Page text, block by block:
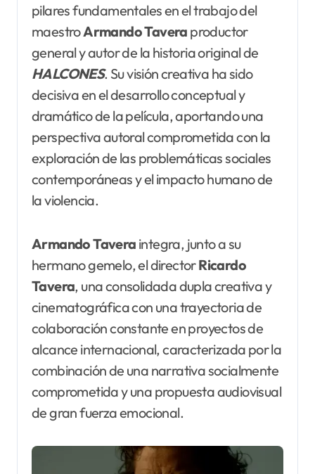
pilares fundamentales en el trabajo del
maestroArmando Tavera productor
general y autor de la historia original de
HALCONES. Su visión creativa ha sido
decisiva en el desarrollo conceptual y
dramático de la película, aportando una
perspectiva autoral comprometida con la
exploración de las problemáticas sociales
contemporáneas y el impacto humano de
la violencia.
ArmandoTavera integra, junto a su
hermano gemelo, el directorRicardo
Tavera, una consolidada dupla creativa y
cinematográfica con una trayectoria de
colaboración constante en proyectos de
alcance internacional, caracterizada por la
combinación de una narrativa socialmente
comprometida y una propuesta audiovisual
de gran fuerza emocional.